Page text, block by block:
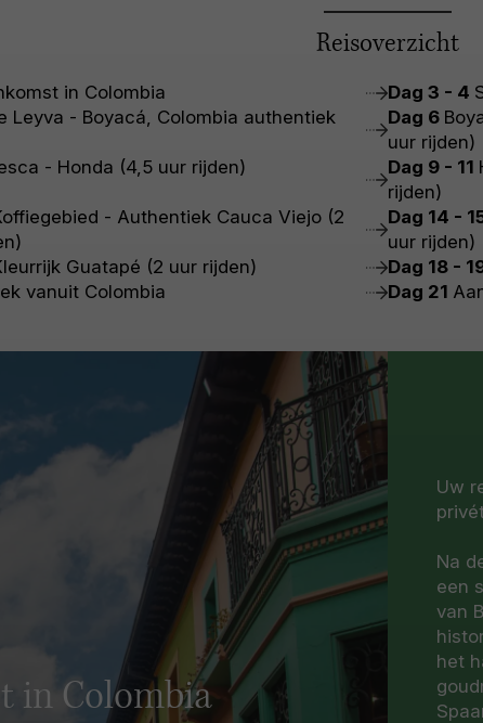
Reisoverzicht
in Colombia Dag 3 - 4
Leyva - Boyacá, Colombia authentiek
Dag 6
uur rijden)
- Honda (4,5 uur rijden) Dag 9 - 11
rijden)
- Authentiek Cauca Viejo (2
Dag 14 -
uur rijden)
Guatapé (2 uur rijden) Dag 18 -
vanuit Colombia Dag 21
in Colombia
Uw
Na
een
van
het